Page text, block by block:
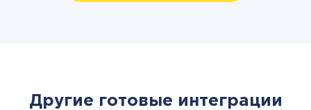
Другие готовые интеграции